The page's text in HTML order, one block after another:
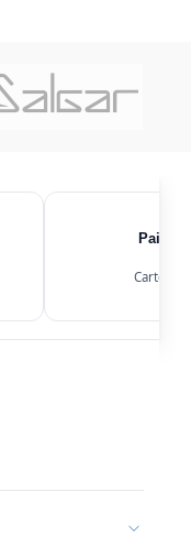
Carte,